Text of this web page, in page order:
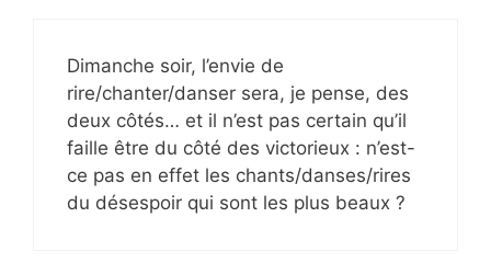
Dimanche soir, l’envie de
rire/chanter/danser sera, je pense, des
deux côtés… et il n’est pas certain qu’il
faille être du côté des victorieux : n’est-
ce pas en effet les chants/danses/rires
du désespoir qui sont les plus beaux ?